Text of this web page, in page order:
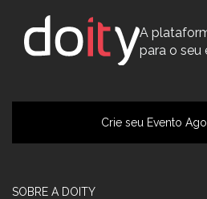
A
para o seu
Crie seu Evento
SOBRE A DOITY